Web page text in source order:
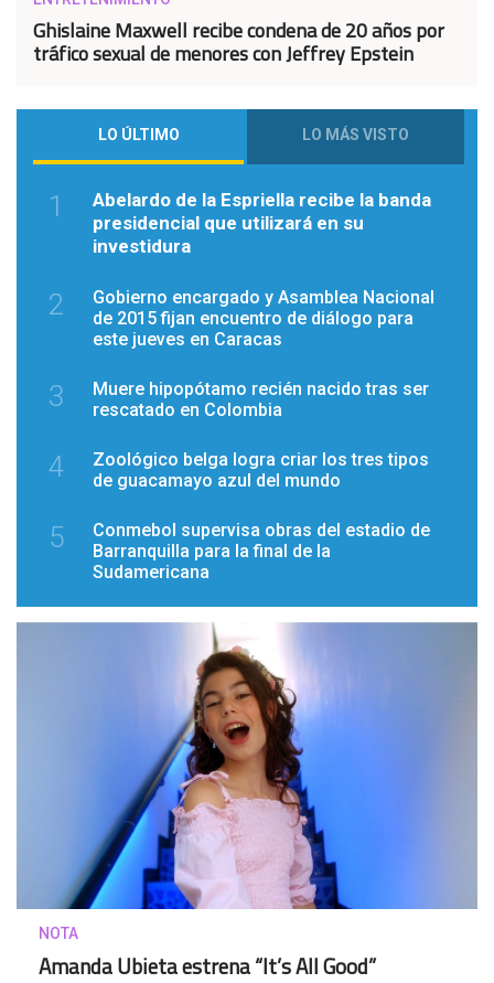
Ghislaine Maxwell recibe condena de 20 años por
tráfico sexual de menores con Jeffrey Epstein
LO ÚLTIMO LO MÁS VISTO
1
Abelardo de la Espriella recibe la banda
presidencial que utilizará en su
investidura
2
Gobierno encargado y Asamblea Nacional
de 2015 fijan encuentro de diálogo para
este jueves en Caracas
3
Muere hipopótamo recién nacido tras ser
rescatado en Colombia
4
Zoológico belga logra criar los tres tipos
de guacamayo azul del mundo
5
Conmebol supervisa obras del estadio de
Barranquilla para la final de la
Sudamericana
NOTA
Amanda Ubieta estrena “It’s All Good”